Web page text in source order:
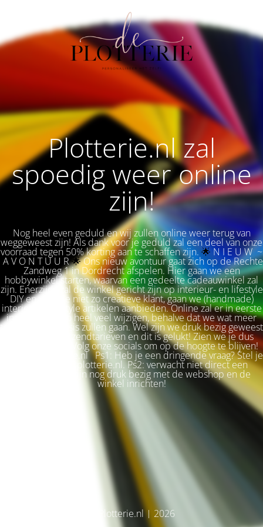
Plotterie.nl zal
spoedig weer online
zijn!
Nog heel even geduld en wij zullen online weer terug van
weggeweest zijn! Als dank voor je geduld zal een deel van onze
voorraad tegen 50% korting aan te schaffen zijn. 🌟 N I E U W ~
A V O N T U U R🌟Ons nieuw avontuur gaat zich op de Rechte
Zandweg 1 in Dordrecht afspelen. Hier gaan we een
hobbywinkel starten, waarvan een gedeelte cadeauwinkel zal
zijn. Enerzijds zal de winkel gericht zijn op interieur- en lifestyle
DIY en voor de niet zo creatieve klant, gaan we (handmade)
interieur & lifestyle artikelen aanbieden. Online zal er in eerste
instantie niet zo heel veel wijzigen, behalve dat we wat meer
terug naar de basis zullen gaan. Wel zijn we druk bezig geweest
met betere verzendtarieven en dit is gelukt! Zien we je dus
snel weer terug? Volg onze socials om op de hoogte te blijven!
Liefs, Ilse. Plotterie.nl Ps1: Heb je een dringende vraag? Stel je
vraag via info@plotterie.nl. Ps2: verwacht niet direct een
antwoord. We zijn nog druk bezig met de webshop en de
winkel inrichten!
© Plotterie.nl | 2026